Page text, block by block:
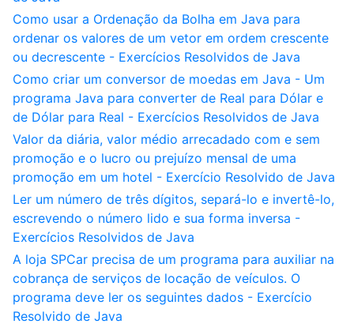
Como usar a Ordenação da Bolha em Java para
ordenar os valores de um vetor em ordem crescente
ou decrescente - Exercícios Resolvidos de Java
Como criar um conversor de moedas em Java - Um
programa Java para converter de Real para Dólar e
de Dólar para Real - Exercícios Resolvidos de Java
Valor da diária, valor médio arrecadado com e sem
promoção e o lucro ou prejuízo mensal de uma
promoção em um hotel - Exercício Resolvido de Java
Ler um número de três dígitos, separá-lo e invertê-lo,
escrevendo o número lido e sua forma inversa -
Exercícios Resolvidos de Java
A loja SPCar precisa de um programa para auxiliar na
cobrança de serviços de locação de veículos. O
programa deve ler os seguintes dados - Exercício
Resolvido de Java